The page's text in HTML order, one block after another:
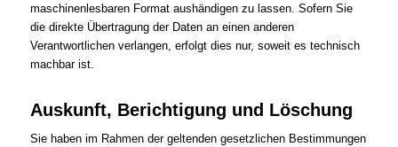
maschinenlesbaren Format aushändigen zu lassen. Sofern Sie
die direkte Übertragung der Daten an einen anderen
Verantwortlichen verlangen, erfolgt dies nur, soweit es technisch
machbar ist.
Auskunft, Berichtigung und Löschung
Sie haben im Rahmen der geltenden gesetzlichen Bestimmungen